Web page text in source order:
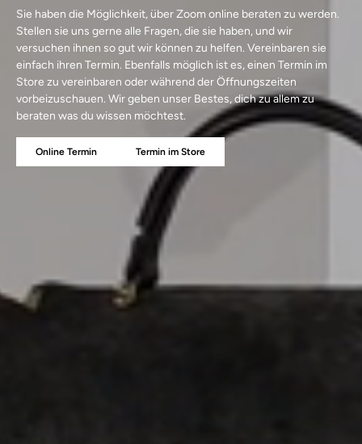
Sie haben die Möglichkeit, über Zoom online beraten zu werden.
Stellen sie uns gerne alle Fragen, die sie haben, und wir
versuchen ihnen so gut wir können zu helfen. Vereinbaren sie
einfach ihren Termin. Ebenfalls möglich ist es, einen Termin im
Store zu vereinbaren oder während der Öffnungszeiten
vorbeizuschauen. Wir geben unser Bestes, dich zu allem zu
beraten was du wissen möchtest.
Online Termin Termin im Store